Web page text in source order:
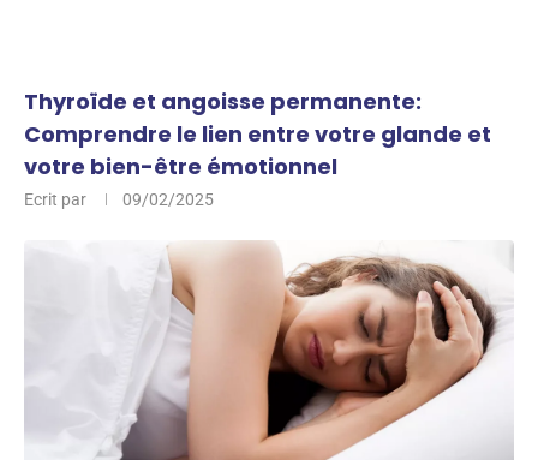
Thyroïde et angoisse permanente:
Comprendre le lien entre votre glande et
votre bien-être émotionnel
Ecrit par 09/02/2025